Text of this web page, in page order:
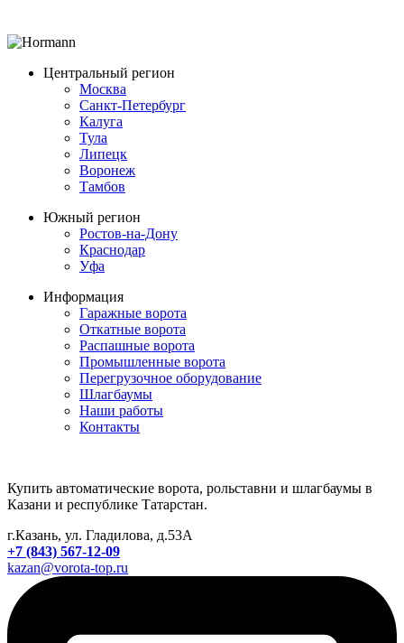
Центральный регион
Москва
Санкт-Петербург
Калуга
Тула
Липецк
Воронеж
Тамбов
Южный регион
Ростов-на-Дону
Краснодар
Уфа
Информация
Гаражные ворота
Откатные ворота
Распашные ворота
Промышленные ворота
Перегрузочное оборудование
Шлагбаумы
Наши работы
Контакты
Купить автоматические ворота, рольставни и шлагбаумы в
Казани и республике Татарстан.
г.Казань, ул. Гладилова, д.53А
+7 (843) 567-12-09
kazan@vorota-top.ru